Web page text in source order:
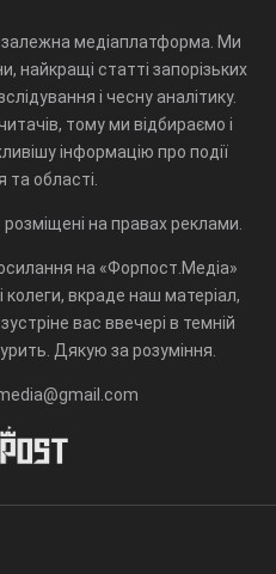
медіаплатформа. Ми
найкращі статті запорізьких
і чесну аналітику.
тому ми відбираємо і
інформацію про події
області.
на правах реклами.
на «Форпост.Медіа»
вкраде наш матеріал,
вас ввечері в темній
Дякую за розуміння.